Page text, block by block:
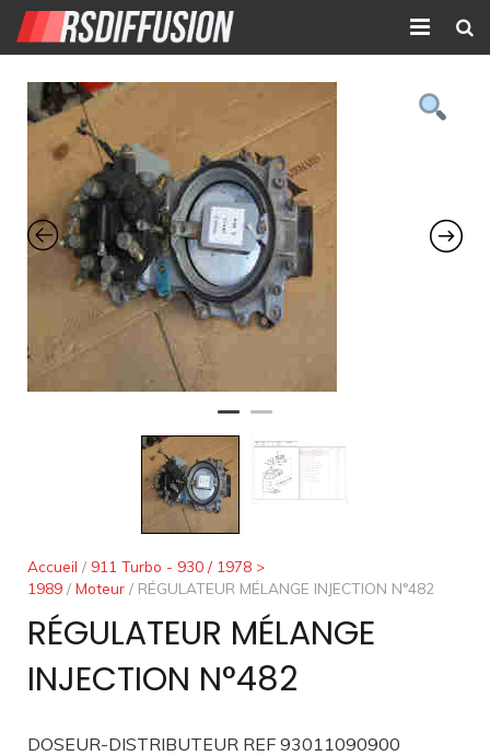
Accueil
Nouvelles annonces
Annonces prolongées
Atelier mécanique
Contact
Accueil / 911 Turbo - 930 / 1978 >
1989 / Moteur / RÉGULATEUR MÉLANGE INJECTION N°482
RÉGULATEUR MÉLANGE
INJECTION N°482
DOSEUR-DISTRIBUTEUR REF 93011090900